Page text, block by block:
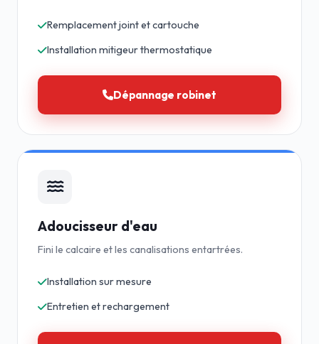
Remplacement joint et cartouche
Installation mitigeur thermostatique
Dépannage robinet
Adoucisseur d'eau
Fini le calcaire et les canalisations entartrées.
Installation sur mesure
Entretien et rechargement